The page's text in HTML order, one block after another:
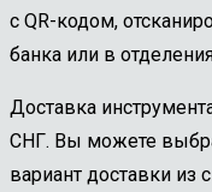
с QR-кодом,
банка или в
Доставка
СНГ. Вы можете
вариант доставки из